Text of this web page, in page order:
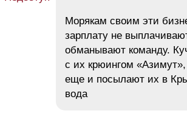
Морякам своим эти
зарплату не
обманывают команду.
с их крюингом «Азимут»,
еще и посылают их в
вода